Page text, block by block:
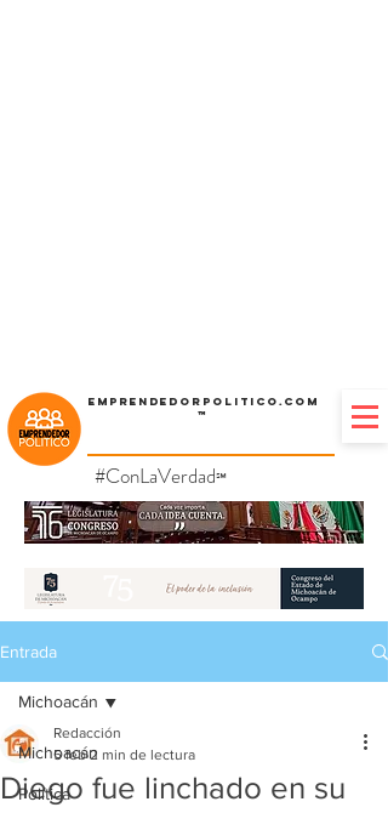
Emprendedorpolitico.com
™
#ConLaVerdad℠
Entrada
Michoacán
Política
Michoacán
Diego fue linchado en su
Redacción
5 feb 2 min de lectura